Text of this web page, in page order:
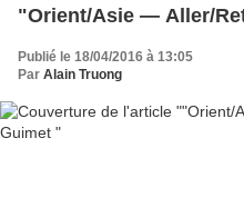
"Orient/Asie — Aller/
Publié le 18/04/2016 à 13:05
Par Alain Truong